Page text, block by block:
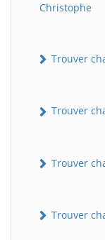
Christophe
Trouver
Trouver
Trouver
Trouver